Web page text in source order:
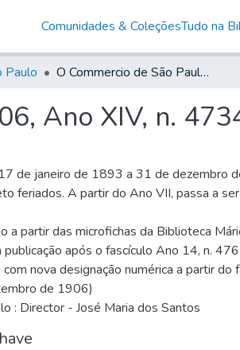
Comunidades & ColeçõesTudo na
Paulo O Commercio de São Paulo, 1906, Ano XIV, n. 4734
Ano XIV, n.
de janeiro de 1893 a 31 de dezembro
feriados. A partir do Ano VII, passa a
a partir das microfichas da Biblioteca
publicação após o fascículo Ano 14, n.
nova designação numérica a partir do
de 1906)
: Director - José Maria dos Santos